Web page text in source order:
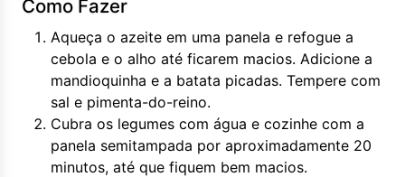
Como Fazer
Aqueça o azeite em uma panela e refogue a
cebola e o alho até ficarem macios. Adicione a
mandioquinha e a batata picadas. Tempere com
sal e pimenta-do-reino.
Cubra os legumes com água e cozinhe com a
panela semitampada por aproximadamente 20
minutos, até que fiquem bem macios.